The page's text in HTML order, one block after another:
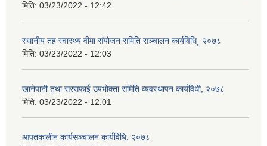
मिति: 03/23/2022 - 12:42
स्थानीय तह स्वास्थ्य वीमा संयोजन समिति सञ्चालन कार्यविधि¸ २०७८
मिति: 03/23/2022 - 12:03
खानेपानी तथा सरसफाई उपभोक्ता समिति व्यवस्थापन कार्यविधी, २०७८
मिति: 03/23/2022 - 12:01
आपतकालीन कार्यसञ्चालन कार्यविधि, २०७८